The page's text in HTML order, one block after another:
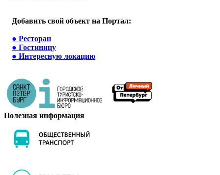
Добавить свой объект на Портал:
● Ресторан
● Гостиницу
● Интересную локацию
Полезная информация